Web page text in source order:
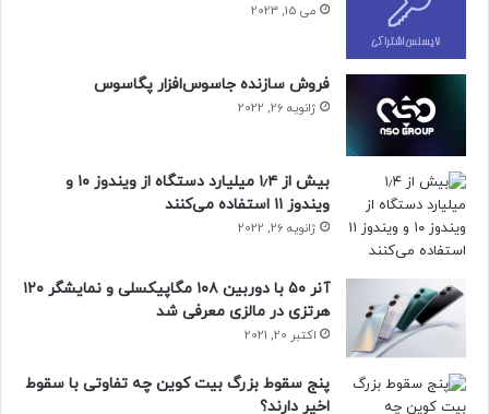
می 15, 2023
فروش سازنده جاسوس‌افزار پگاسوس
ژانویه 26, 2022
بیش از ۱٫۴ میلیارد دستگاه از ویندوز ۱۰ و
ویندوز ۱۱ استفاده می‌کنند
ژانویه 26, 2022
آنر ۵۰ با دوربین ۱۰۸ مگاپیکسلی و نمایشگر ۱۲۰
هرتزی در مالزی معرفی شد
اکتبر 20, 2021
پنج سقوط بزرگ بیت کوین چه تفاوتی با سقوط
اخیر دارند؟